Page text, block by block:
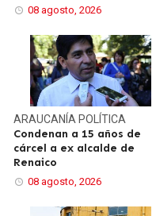
08 agosto, 2026
ARAUCANÍA POLÍTICA
Condenan a 15 años de
cárcel a ex alcalde de
Renaico
08 agosto, 2026